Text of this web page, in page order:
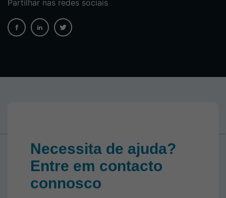
Partilhar nas redes sociais
Necessita de ajuda?
Entre em contacto
connosco